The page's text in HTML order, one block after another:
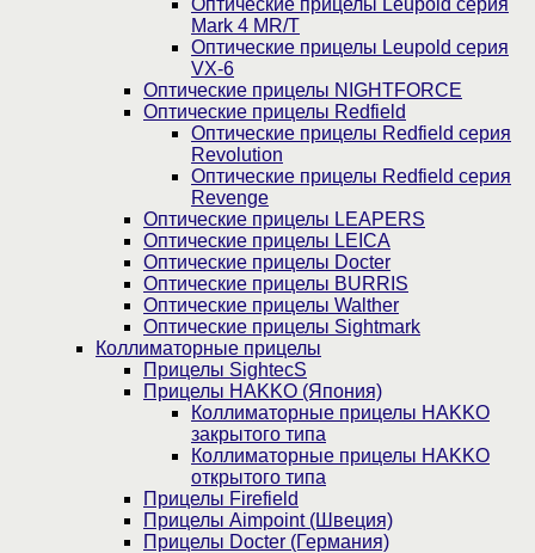
Mark 4 MR/T
Оптические прицелы Leupold серия
VX-6
Оптические прицелы NIGHTFORCE
Оптические прицелы Redfield
Оптические прицелы Redfield серия
Revolution
Оптические прицелы Redfield серия
Revenge
Оптические прицелы LEAPERS
Оптические прицелы LEICA
Оптические прицелы Docter
Оптические прицелы BURRIS
Оптические прицелы Walther
Оптические прицелы Sightmark
Коллиматорные прицелы
Прицелы SightecS
Прицелы HAKKO (Япония)
Коллиматорные прицелы HAKKO
закрытого типа
Коллиматорные прицелы HAKKO
открытого типа
Прицелы Firefield
Прицелы Aimpoint (Швеция)
Прицелы Docter (Германия)